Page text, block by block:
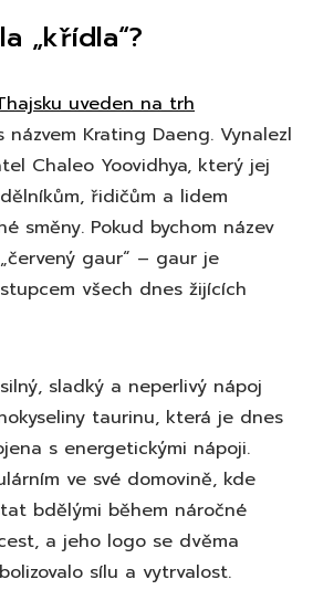
„křídla“?
uveden na trh
Krating Daeng. Vynalezl
Chaleo Yoovidhya, který jej
řidičům a lidem
směny. Pokud bychom název
gaur“ – gaur je
všech dnes žijících
sladký a neperlivý nápoj
taurinu, která je dnes
s energetickými nápoji.
ve své domovině, kde
bdělými během náročné
a jeho logo se dvěma
sílu a vytrvalost.